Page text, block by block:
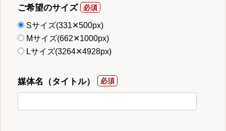
ご希望のサイズ
Sサイズ(331✕500px)
Mサイズ(662✕1000px)
Lサイズ(3264✕4928px)
媒体名（タイトル）